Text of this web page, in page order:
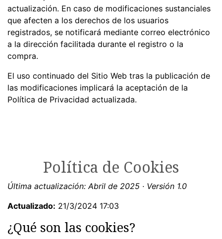
actualización. En caso de modificaciones sustanciales
que afecten a los derechos de los usuarios
registrados, se notificará mediante correo electrónico
a la dirección facilitada durante el registro o la
compra.
El uso continuado del Sitio Web tras la publicación de
las modificaciones implicará la aceptación de la
Política de Privacidad actualizada.
Política de Cookies
Última actualización: Abril de 2025 · Versión 1.0
Actualizado: 21/3/2024 17:03
¿Qué son las cookies?